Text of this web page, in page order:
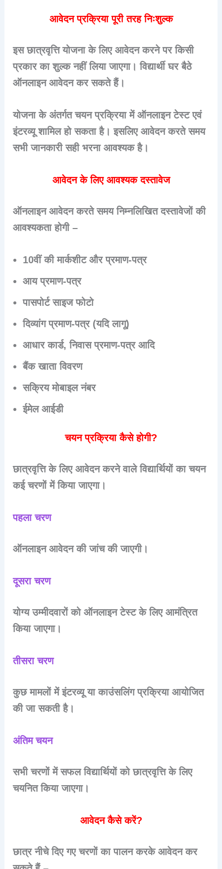
आवेदन प्रक्रिया पूरी तरह निःशुल्क
इस छात्रवृत्ति योजना के लिए आवेदन करने पर किसी
प्रकार का शुल्क नहीं लिया जाएगा। विद्यार्थी घर बैठे
ऑनलाइन आवेदन कर सकते हैं।
योजना के अंतर्गत चयन प्रक्रिया में ऑनलाइन टेस्ट एवं
इंटरव्यू शामिल हो सकता है। इसलिए आवेदन करते समय
सभी जानकारी सही भरना आवश्यक है।
आवेदन के लिए आवश्यक दस्तावेज
ऑनलाइन आवेदन करते समय निम्नलिखित दस्तावेजों की
आवश्यकता होगी –
10वीं की मार्कशीट और प्रमाण-पत्र
आय प्रमाण-पत्र
पासपोर्ट साइज फोटो
दिव्यांग प्रमाण-पत्र (यदि लागू)
आधार कार्ड, निवास प्रमाण-पत्र आदि
बैंक खाता विवरण
सक्रिय मोबाइल नंबर
ईमेल आईडी
चयन प्रक्रिया कैसे होगी?
छात्रवृत्ति के लिए आवेदन करने वाले विद्यार्थियों का चयन
कई चरणों में किया जाएगा।
पहला चरण
ऑनलाइन आवेदन की जांच की जाएगी।
दूसरा चरण
योग्य उम्मीदवारों को ऑनलाइन टेस्ट के लिए आमंत्रित
किया जाएगा।
तीसरा चरण
कुछ मामलों में इंटरव्यू या काउंसलिंग प्रक्रिया आयोजित
की जा सकती है।
अंतिम चयन
सभी चरणों में सफल विद्यार्थियों को छात्रवृत्ति के लिए
चयनित किया जाएगा।
आवेदन कैसे करें?
छात्र नीचे दिए गए चरणों का पालन करके आवेदन कर